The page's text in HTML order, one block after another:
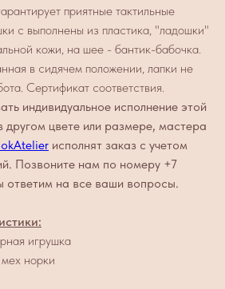
приятные тактильные
с выполнены из пластика, "ладошки"
кожи, на шее - бантик-бабочка.
в сидячем положении, лапки не
Сертификат соответствия.
индивидуальное исполнение этой
другом цвете или размере, мастера
исполнят заказ с учетом
Позвоните нам по номеру +7
на все ваши вопросы.
игрушка
норки